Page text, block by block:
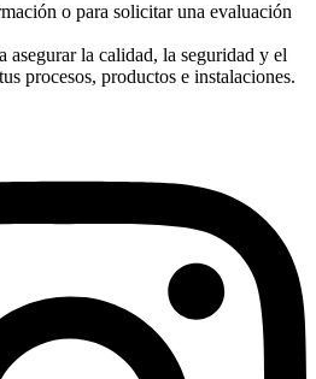
o para solicitar una evaluación
asegurar la calidad, la seguridad y el
procesos, productos e instalaciones.